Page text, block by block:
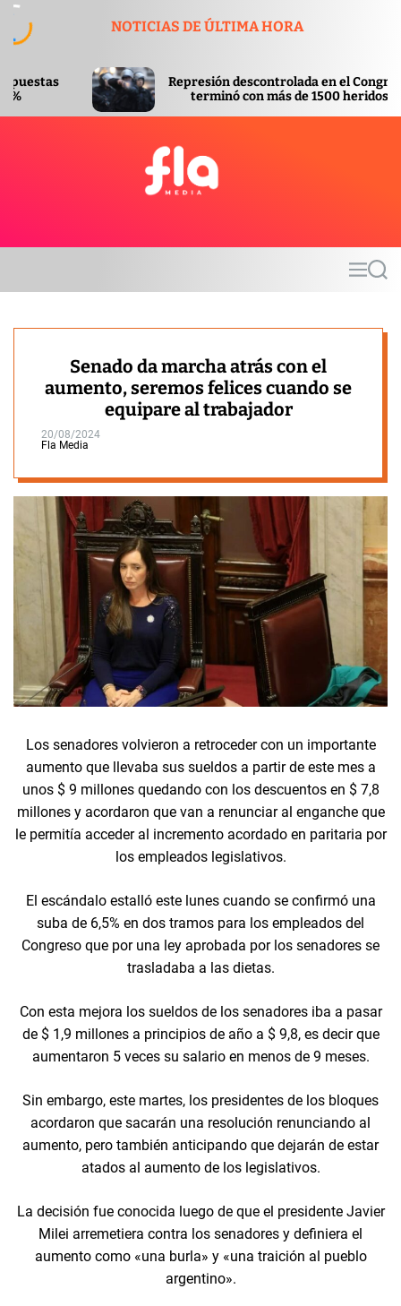
t
NOTICIAS DE ÚLTIMA HORA
Represión descontrolada en el Congreso
terminó con más de 1500 heridos
a
MS
Senado da marcha atrás con el
aumento, seremos felices cuando se
equipare al trabajador
20/08/2024
Fla Media
Los senadores volvieron a retroceder con un importante
aumento que llevaba sus sueldos a partir de este mes a
unos $ 9 millones quedando con los descuentos en $ 7,8
millones y acordaron que van a renunciar al enganche que
le permitía acceder al incremento acordado en paritaria por
los empleados legislativos.
El escándalo estalló este lunes cuando se confirmó una
suba de 6,5% en dos tramos para los empleados del
Congreso que por una ley aprobada por los senadores se
trasladaba a las dietas.
Con esta mejora los sueldos de los senadores iba a pasar
de $ 1,9 millones a principios de año a $ 9,8, es decir que
aumentaron 5 veces su salario en menos de 9 meses.
Sin embargo, este martes, los presidentes de los bloques
acordaron que sacarán una resolución renunciando al
aumento, pero también anticipando que dejarán de estar
atados al aumento de los legislativos.
La decisión fue conocida luego de que el presidente Javier
Milei arremetiera contra los senadores y definiera el
aumento como «una burla» y «una traición al pueblo
argentino».